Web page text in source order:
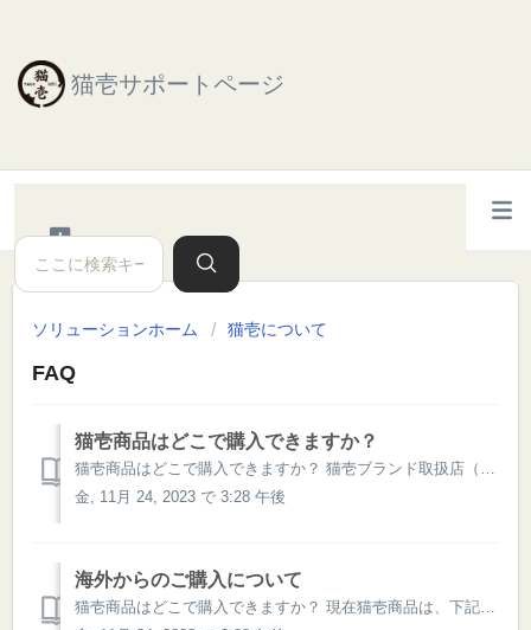
猫壱サポートページ
ソリューションホーム 猫壱について
FAQ
猫壱商品はどこで購入できますか？
猫壱商品はどこで購入できますか？ 猫壱ブランド取扱店（実店舗、インターネットショップ）は、お取扱店ページからご確認をお願いいたします。
金, 11月 24, 2023 で 3:28 午後
海外からのご購入について
猫壱商品はどこで購入できますか？ 現在猫壱商品は、下記の国・地域にてお買い求めいただけます。 日本、韓国、中国（本土、台湾、香港）、アメリカ、カナダ*、メキシコ*、EU →Global Siteはこちら ※地域によって、販売される商品の種類・仕様が異なる場合がございます。 *カナダとメ...